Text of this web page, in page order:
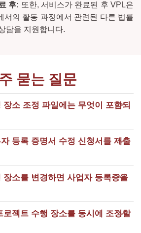
후: 또한, 서비스가 완료된 후 VPL은
서의 활동 과정에서 관련된 다른 법률
담을 지원합니다.
묻는 질문
장소 조정 파일에는 무엇이 포함되
등록 증명서 수정 신청서를 제출
장소를 변경하면 사업자 등록증을
로젝트 수행 장소를 동시에 조정할